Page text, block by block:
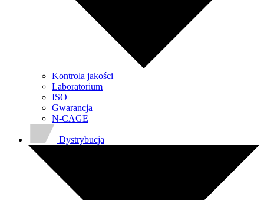
Kontrola jakości
Laboratorium
ISO
Gwarancja
N-CAGE
Dystrybucja